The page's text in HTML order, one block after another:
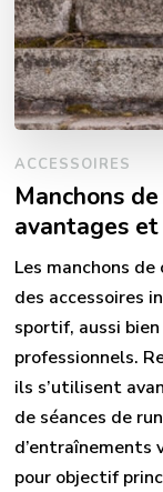
ACCESSOIRES
Manchons
avantages
Les manchons
des accessoires
sportif, aussi
professionnels.
ils s’utilisent
de séances de
d’entraînements
pour objectif